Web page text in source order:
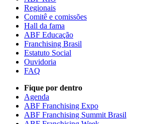
Regionais
Comitê e comissões
Hall da fama
ABF Educação
Franchising Brasil
Estatuto Social
Ouvidoria
FAQ
Fique por dentro
Agenda
ABF Franchising Expo
ABF Franchising Summit Brasil